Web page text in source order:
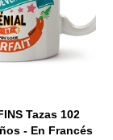
Tazas 102
- En Francés